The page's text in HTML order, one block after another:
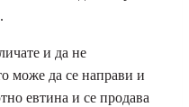
и да не
може да се направи и
евтина и се продава